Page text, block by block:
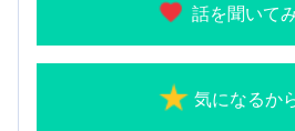
話を聞いて
気になるか